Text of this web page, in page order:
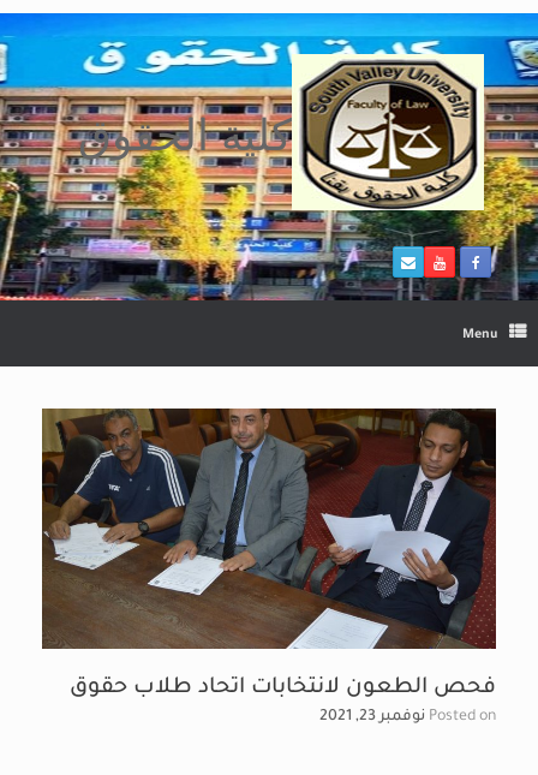
Skip
to
content
كلية الحقوق
Menu
فحص الطعون لانتخابات اتحاد طلاب حقوق
Posted on نوفمبر 23, 2021